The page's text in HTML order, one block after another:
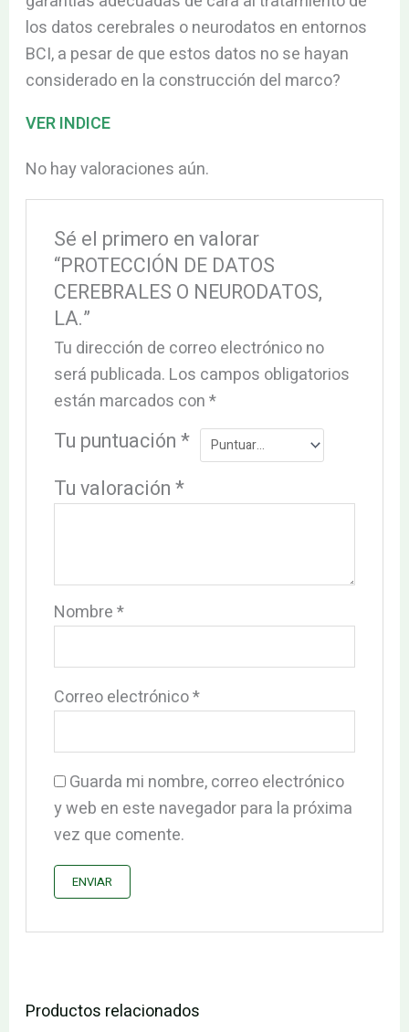
los datos cerebrales o neurodatos en entornos
BCI, a pesar de que estos datos no se hayan
considerado en la construcción del marco?
VER INDICE
No hay valoraciones aún.
Sé el primero en valorar
“PROTECCIÓN DE DATOS
CEREBRALES O NEURODATOS,
LA.”
Tu dirección de correo electrónico no
será publicada. Los campos obligatorios
están marcados con*
Tu puntuación*
Tu valoración*
Nombre*
Correo electrónico*
Guarda mi nombre, correo electrónico
y web en este navegador para la próxima
vez que comente.
Productos relacionados